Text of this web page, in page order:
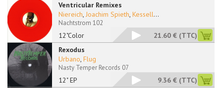
Ventricular Remixes
12"Color
Niereich, Joachim Spieth, Kessell...
Nachtstrom 102
21.60 € (TTC)
Rexodus
12" EP
Urbano, Flug
Nasty Temper Records 07
9.36 € (TTC)